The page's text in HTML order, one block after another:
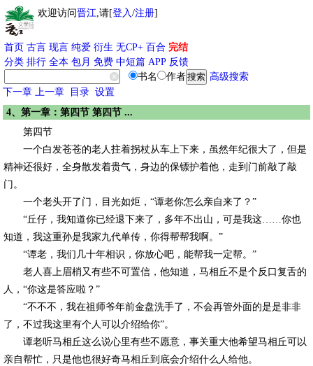
欢迎访问晋江,请[登入/注册]
首页 古言 现言 纯爱 衍生 无CP+ 百合 完结
分类 排行 全本 包月 免费 中短篇 APP 反馈
书名
作者
高级搜索
下一章 上一章 目录 设置
4、第一章：第四节 第四节 ...
第四节
一个白发苍苍的老人拄着拐杖从车上下来，虽然年纪很大了，但是
精神还很好，全身散发着贵气，身边的保镖护着他，走到门前敲了敲
门。
一个老头开了门，目光如炬，“谭老你怎么亲自来了？”
“丘仔，我知道你已经退下来了，多年不出山，可是我这……你也
知道，我这重孙是我家九代单传，你得帮帮我啊。”
“谭老，我们几十年相识，你放心吧，能帮我一定帮。”
老人喜上眉梢又有些不可置信，他知道，马相丘不是个反口复舌的
人，“你这是答应啦？”
“不不不，我在祖师爷年前金盘洗手了，不会再管外面的是是非非
了，不过我这里有个人可以介绍给你”。
谭老听马相丘这么说心里有些不愿意，事关重大他希望马相丘可以
亲自帮忙，只是他也很好奇马相丘到底会介绍什么人给他。